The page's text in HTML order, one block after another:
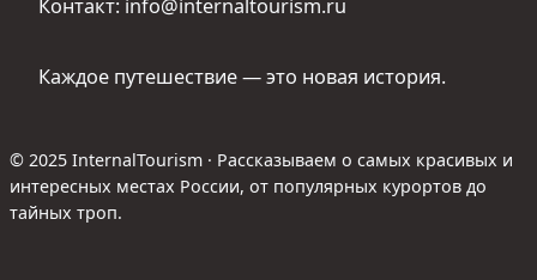
Контакт: info@internaltourism.ru
Каждое путешествие — это новая история.
© 2025 InternalTourism · Рассказываем о самых красивых и
интересных местах России, от популярных курортов до
тайных троп.